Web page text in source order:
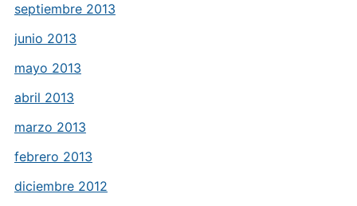
septiembre 2013
junio 2013
mayo 2013
abril 2013
marzo 2013
febrero 2013
diciembre 2012